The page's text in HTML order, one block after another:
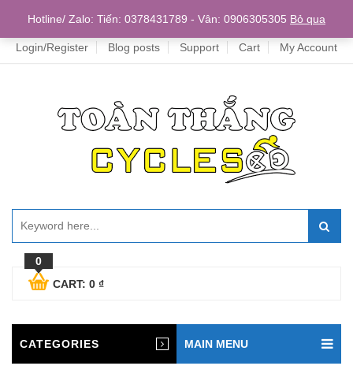
Home
Login/Register Blog posts Support Cart My Account
0
CART: 0 ₫
CATEGORIES MAIN MENU
Hotline/ Zalo: Tiến: 0378431789 - Vân: 0906305305 Bỏ qua